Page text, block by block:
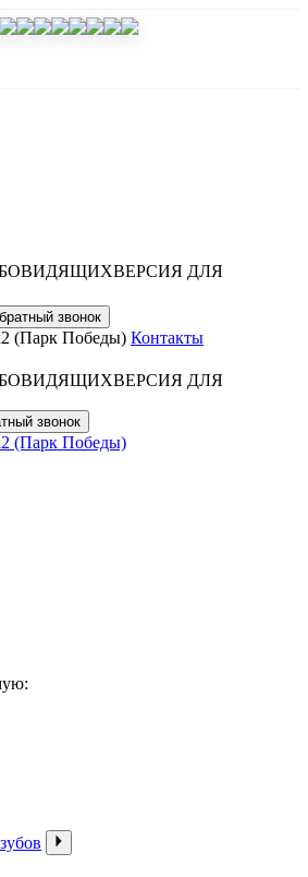
ВЕРСИЯ ДЛЯ
звонок
(Парк Победы) Контакты
ВЕРСИЯ ДЛЯ
звонок
(Парк Победы)